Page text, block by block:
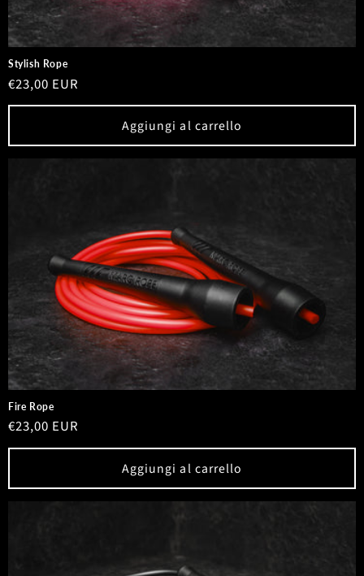
Stylish Rope
Prezzo
di
€23,00 EUR
Aggiungi al carrello
Fire Rope
Prezzo
di
€23,00 EUR
Aggiungi al carrello